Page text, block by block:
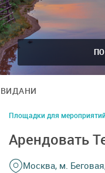
Площадки для мероприятий
Арендовать
Москва, м.